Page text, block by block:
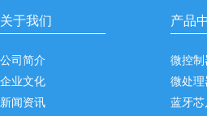
关于我们
公司简介
企业文化
新闻资讯
产品
微控制
微处理
蓝牙芯